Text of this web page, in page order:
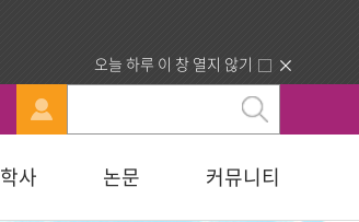
오늘 하루 이 창 열지 않기
학사 논문 커뮤니티